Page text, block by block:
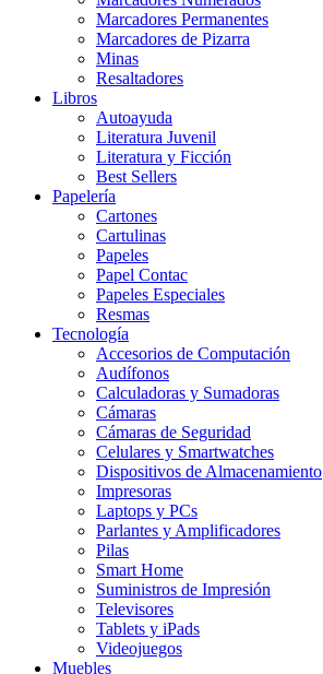
Marcadores Permanentes
Marcadores de Pizarra
Minas
Resaltadores
Libros
Autoayuda
Literatura Juvenil
Literatura y Ficción
Best Sellers
Papelería
Cartones
Cartulinas
Papeles
Papel Contac
Papeles Especiales
Resmas
Tecnología
Accesorios de Computación
Audífonos
Calculadoras y Sumadoras
Cámaras
Cámaras de Seguridad
Celulares y Smartwatches
Dispositivos de Almacenamiento
Impresoras
Laptops y PCs
Parlantes y Amplificadores
Pilas
Smart Home
Suministros de Impresión
Televisores
Tablets y iPads
Videojuegos
Muebles